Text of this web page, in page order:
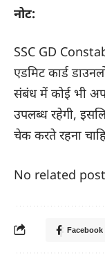
नोट:
SSC GD
एडमिट कार्ड
संबंध में कोई भी
उपलब्ध रहेगी,
चेक करते रहना
No related
Facebook